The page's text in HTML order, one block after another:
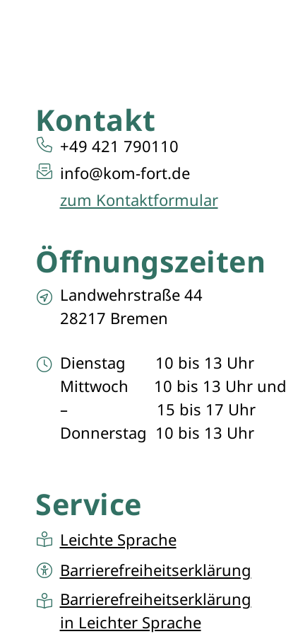
Kontakt
+49 421 790110
info@kom-fort.de
zum Kontaktformular
Öffnungszeiten
Landwehrstraße 44
28217 Bremen
Dienstag 10 bis 13 Uhr
Mittwoch 10 bis 13 Uhr und
– 15 bis 17 Uhr
Donnerstag 10 bis 13 Uhr
Service
Leichte Sprache
Barrierefreiheitserklärung
Barrierefreiheitserklärung
in Leichter Sprache